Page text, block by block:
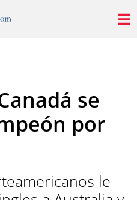
se
por
le